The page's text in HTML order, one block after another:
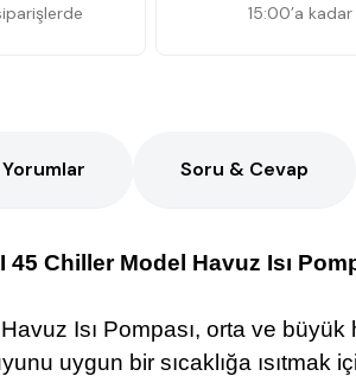
15:00’a
Yorumlar Soru & Cevap
Chiller Model Havuz Isı
Isı Pompası, orta ve
uygun bir sıcaklığa ısıtmak